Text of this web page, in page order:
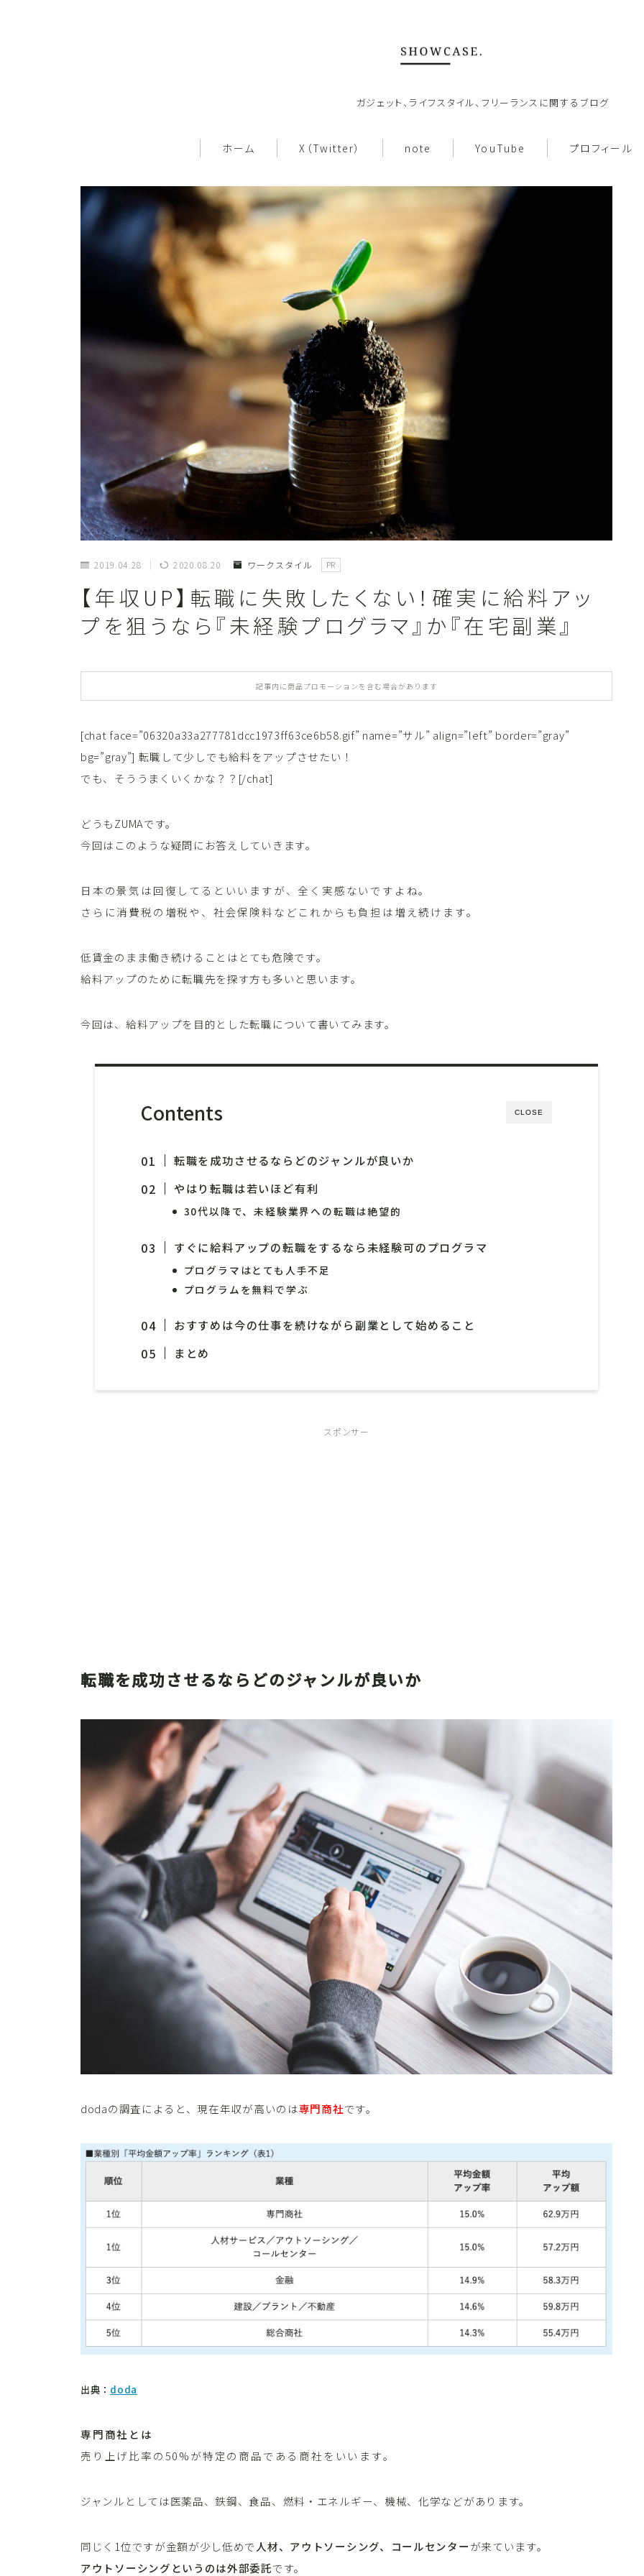
ガジェット、ライフスタイル、フリーランスに関するブログ
ホーム X（Twitter） note YouTube プロフィール
ホーム
About
note
お問い合わせ
カテゴリ一覧
2019.04.28 2020.08.20 ワークスタイル PR
【年収UP】転職に失敗したくない！確実に給料アッ
プを狙うなら『未経験プログラマ』か『在宅副業』
記事内に商品プロモーションを含む場合があります
[chat face=”06320a33a277781dcc1973ff63ce6b58.gif” name=”サル” align=”left” border=”gray”
bg=”gray”] 転職して少しでも給料をアップさせたい！
でも、そううまくいくかな？？[/chat]
どうもZUMAです。
今回はこのような疑問にお答えしていきます。
日本の景気は回復してるといいますが、全く実感ないですよね。
さらに消費税の増税や、社会保険料などこれからも負担は増え続けます。
低賃金のまま働き続けることはとても危険です。
給料アップのために転職先を探す方も多いと思います。
今回は、給料アップを目的とした転職について書いてみます。
CLOSE
Contents
転職を成功させるならどのジャンルが良いか
やはり転職は若いほど有利
30代以降で、未経験業界への転職は絶望的
すぐに給料アップの転職をするなら未経験可のプログラマ
プログラマはとても人手不足
プログラムを無料で学ぶ
おすすめは今の仕事を続けながら副業として始めること
まとめ
スポンサー
転職を成功させるならどのジャンルが良いか
dodaの調査によると、現在年収が高いのは専門商社です。
出典： doda
専門商社とは
売り上げ比率の50%が特定の商品である商社をいいます。
ジャンルとしては医薬品、鉄鋼、食品、燃料・エネルギー、機械、化学などがあります。
同じく1位ですが金額が少し低めで人材、アウトソーシング、コールセンターが来ています。
アウトソーシングというのは外部委託です。